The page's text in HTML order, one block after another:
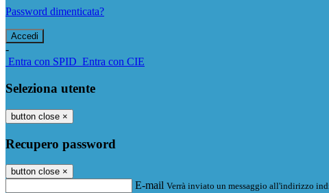
Password dimenticata?
-
Entra con SPID Entra con CIE
Seleziona utente
button close ×
Recupero password
button close ×
E-mail Verrà inviato un messaggio all'indirizzo